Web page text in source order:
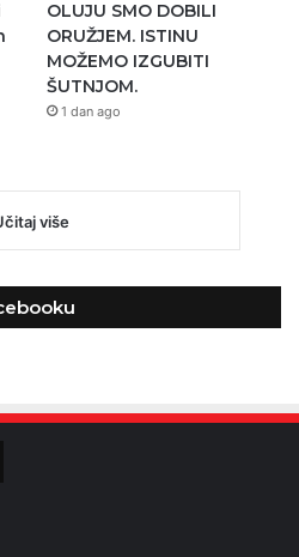
OLUJU SMO DOBILI
ORUŽJEM. ISTINU
MOŽEMO IZGUBITI
ŠUTNJOM.
1 dan ago
više